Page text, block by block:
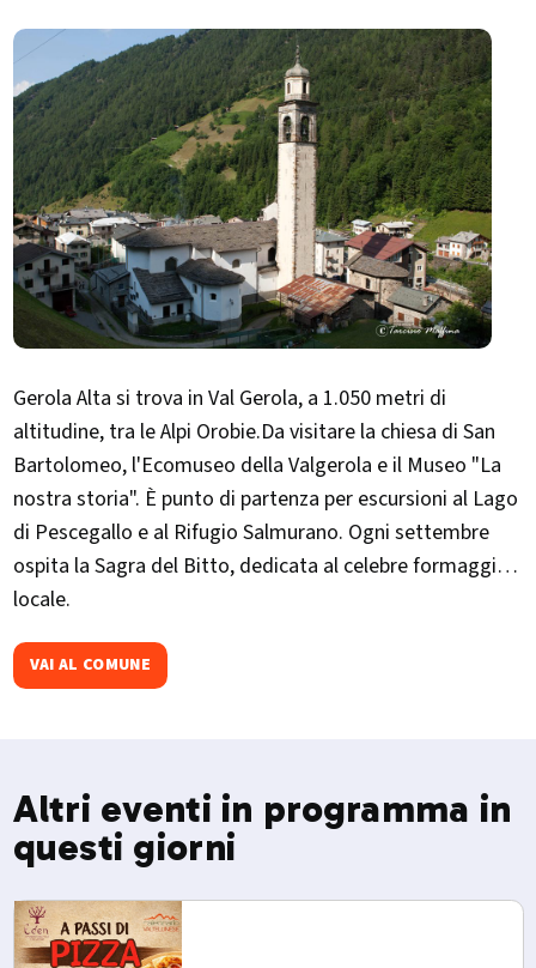
Gerola Alta si trova in Val Gerola, a 1.050 metri di
altitudine, tra le Alpi Orobie.Da visitare la chiesa di San
Bartolomeo, l'Ecomuseo della Valgerola e il Museo "La
nostra storia". È punto di partenza per escursioni al Lago
di Pescegallo e al Rifugio Salmurano. Ogni settembre
ospita la Sagra del Bitto, dedicata al celebre formaggio
locale.​
VAI AL COMUNE
Altri eventi in programma in
questi giorni